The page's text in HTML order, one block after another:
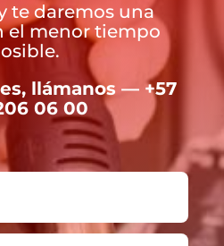
te daremos una
el menor tiempo
llámanos — +57
06 00